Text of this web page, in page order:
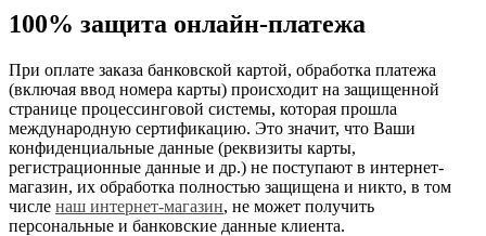
100% защита онлайн-платежа
При оплате заказа банковской картой, обработка платежа
(включая ввод номера карты) происходит на защищенной
странице процессинговой системы, которая прошла
международную сертификацию. Это значит, что Ваши
конфиденциальные данные (реквизиты карты,
регистрационные данные и др.) не поступают в интернет-
магазин, их обработка полностью защищена и никто, в том
числе наш интернет-магазин, не может получить
персональные и банковские данные клиента.